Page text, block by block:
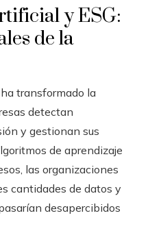
y ESG:
de la
transformado la
detectan
y gestionan sus
de aprendizaje
las organizaciones
cantidades de datos y
desapercibidos